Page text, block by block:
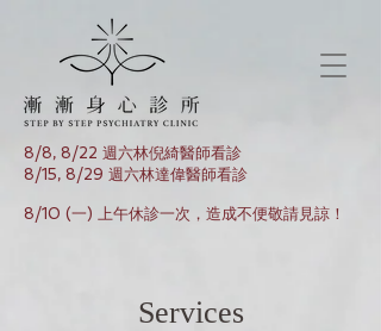
8/8, 8/22 週六林倪綺醫師看診
8/15, 8/29 週六林達偉醫師看診
8/10 (一) 上午休診一次，造成不便敬請見諒！
Services